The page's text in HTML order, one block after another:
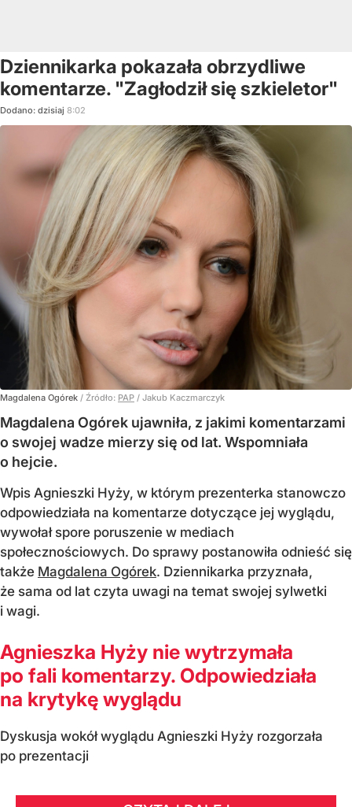
Dziennikarka pokazała obrzydliwe
komentarze. "Zagłodził się szkieletor"
Dodano: dzisiaj 8:02
Magdalena Ogórek / Źródło: PAP / Jakub Kaczmarczyk
Magdalena Ogórek ujawniła, z jakimi komentarzami
o swojej wadze mierzy się od lat. Wspomniała
o hejcie.
Wpis Agnieszki Hyży, w którym prezenterka stanowczo
odpowiedziała na komentarze dotyczące jej wyglądu,
wywołał spore poruszenie w mediach
społecznościowych. Do sprawy postanowiła odnieść się
także Magdalena Ogórek. Dziennikarka przyznała,
że sama od lat czyta uwagi na temat swojej sylwetki
i wagi.
Agnieszka Hyży nie wytrzymała
po fali komentarzy. Odpowiedziała
na krytykę wyglądu
Dyskusja wokół wyglądu Agnieszki Hyży rozgorzała
po prezentacji